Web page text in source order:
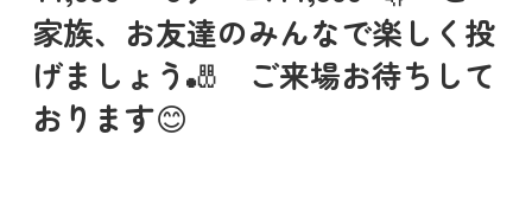
家族、お友達のみんなで楽しく投
げましょう🎳 ご来場お待ちして
おります😊